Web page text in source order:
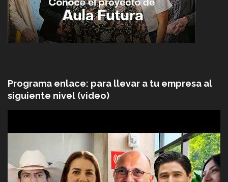
Programa enlace: para llevar a tu empresa al
siguiente nivel (video)